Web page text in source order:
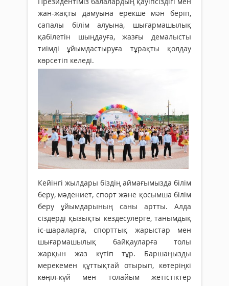
жан-жақты дамуына ерекше мән беріп,
сапалы білім алуына, шығармашылық
қабілетін шыңдауға, жазғы демалысты
тиімді ұйымдастыруға тұрақты қолдау
көрсетіп келеді.
Кейінгі жылдары біздің аймағымызда білім
беру, мәдениет, спорт және қосымша білім
беру ұйымдарының саны артты. Алда
сіздерді қызықты кездесулерге, танымдық
іс-шараларға, спорттық жарыстар мен
шығармашылық байқауларға толы
жарқын жаз күтіп тұр. Баршаңызды
мерекемен құттықтай отырып, көтеріңкі
көңіл-күй мен толайым жетістіктер